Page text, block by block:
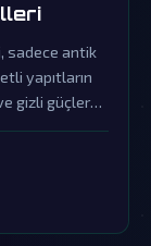
sadece antik
yapıtların
gizli güçlerce